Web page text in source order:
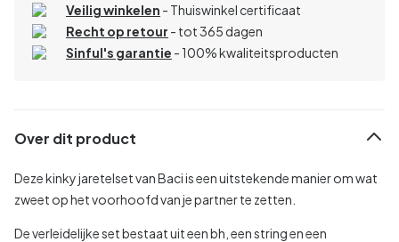
Veilig winkelen - Thuiswinkel certificaat
Recht op retour - tot 365 dagen
Sinful's garantie - 100% kwaliteitsproducten
Over dit product
Deze kinky jaretelset van Baci is een uitstekende manier om wat
zweet op het voorhoofd van je partner te zetten.
De verleidelijke set bestaat uit een bh, een string en een